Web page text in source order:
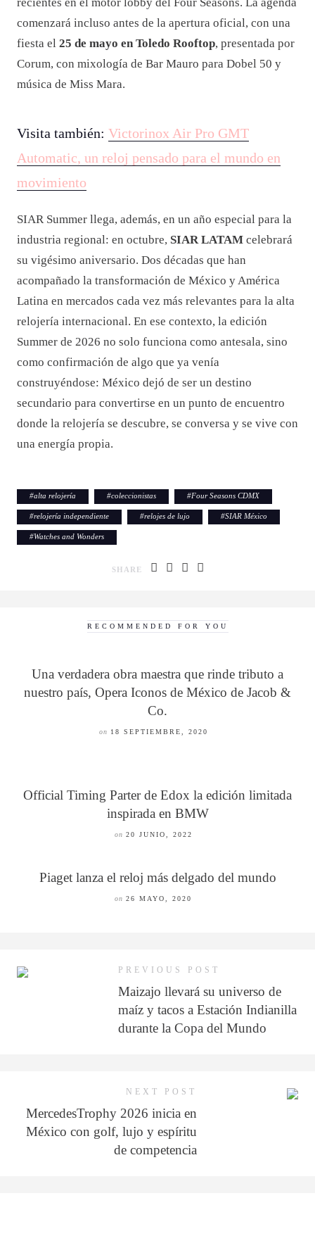
comenzará incluso antes de la apertura oficial, con una
fiesta el 25 de mayo en Toledo Rooftop, presentada por
Corum, con mixología de Bar Mauro para Dobel 50 y
música de Miss Mara.
Visita también: Victorinox Air Pro GMT
Automatic, un reloj pensado para el mundo en
movimiento
SIAR Summer llega, además, en un año especial para la
industria regional: en octubre, SIAR LATAM celebrará
su vigésimo aniversario. Dos décadas que han
acompañado la transformación de México y América
Latina en mercados cada vez más relevantes para la alta
relojería internacional. En ese contexto, la edición
Summer de 2026 no solo funciona como antesala, sino
como confirmación de algo que ya venía
construyéndose: México dejó de ser un destino
secundario para convertirse en un punto de encuentro
donde la relojería se descubre, se conversa y se vive con
una energía propia.
#alta relojería #coleccionistas #Four Seasons CDMX
#relojería independiente #relojes de lujo #SIAR México
#Watches and Wonders
SHARE
RECOMMENDED FOR YOU
Una verdadera obra maestra que rinde tributo a
nuestro país, Opera Iconos de México de Jacob &
Co.
on 18 SEPTIEMBRE, 2020
Official Timing Parter de Edox la edición limitada
inspirada en BMW
on 20 JUNIO, 2022
Piaget lanza el reloj más delgado del mundo
on 26 MAYO, 2020
PREVIOUS POST
Maizajo llevará su universo de
maíz y tacos a Estación Indianilla
durante la Copa del Mundo
NEXT POST
MercedesTrophy 2026 inicia en
México con golf, lujo y espíritu
de competencia